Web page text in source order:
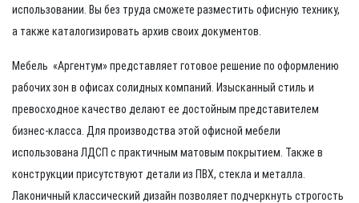
использовании. Вы без труда сможете разместить офисную технику,
а также каталогизировать архив своих документов.
Мебель «Аргентум» представляет готовое решение по оформлению
рабочих зон в офисах солидных компаний. Изысканный стиль и
превосходное качество делают ее достойным представителем
бизнес-класса. Для производства этой офисной мебели
использована ЛДСП с практичным матовым покрытием. Также в
конструкции присутствуют детали из ПВХ, стекла и металла.
Лаконичный классический дизайн позволяет подчеркнуть строгость